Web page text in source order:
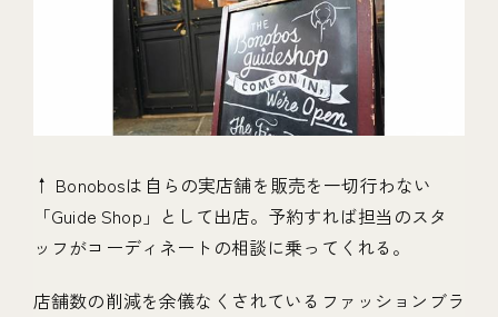
↑ Bonobosは自らの実店舗を販売を一切行わない
「Guide Shop」として出店。予約すれば担当のスタ
ッフがコーディネートの相談に乗ってくれる。
店舗数の削減を余儀なくされているファッションブラ